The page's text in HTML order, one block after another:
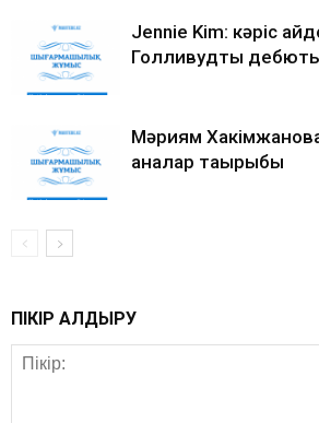
Jennie Kim: кәріс
Голливудтық
Мәриям
аналар тақырыбы
ПІКІР ҚАЛДЫРУ